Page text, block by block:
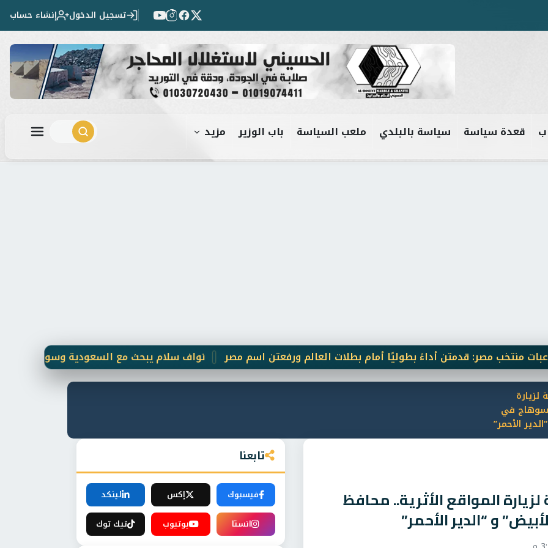
تسجيل الدخول إنشاء حساب
قعدة سياسة سياسة بالبلدي ملعب السياسة باب الوزير مزيد
نواف سلام يبحث مع السعودية وسوريا تعزيز التعاون مصر: قدمتن أداءً بطوليًا أمام بطلات العالم ورفعتن اسم مصر
لزيارة
سوهاج في
الأحمر”
لزيارة المواقع الأثرية.. محافظ
و “الدير الأحمر”
تابعنا
فيسبوك إكس
لينكد
انستا
يوتيوب تيك توك